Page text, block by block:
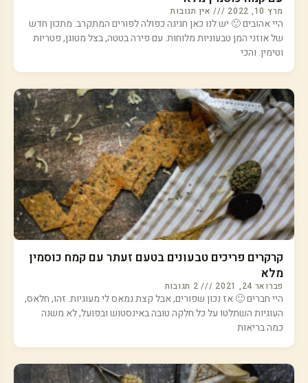
מרץ 10, 2022 אין תגובות
היי אהובים 🙂 יש לנו כאן חגיגה כפולה לפורים המתקרב. מתכון חדש
של אוזני המן טבעוניות מלוחות. עם פירה בטטה, בצל מטוגן, פטריות
וטימין. והכי
קרקרים פריכים טבעונים בטעם זעתר עם קמח כוסמין
מלא
פברואר 24, 2021 2 תגובות
היי חברים 🙂 אז נכון שפורים, אבל קצת נמאס לי מעוגיות. זהו, חלאס,
העוגיות השתלטו על כל חלקה טובה באינסטוש ובפועל, לא משנה
כמה בריאות